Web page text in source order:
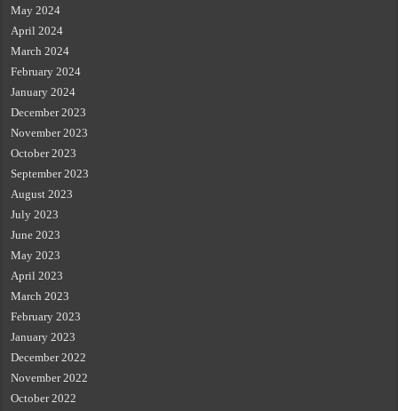
May 2024
April 2024
March 2024
February 2024
January 2024
December 2023
November 2023
October 2023
September 2023
August 2023
July 2023
June 2023
May 2023
April 2023
March 2023
February 2023
January 2023
December 2022
November 2022
October 2022